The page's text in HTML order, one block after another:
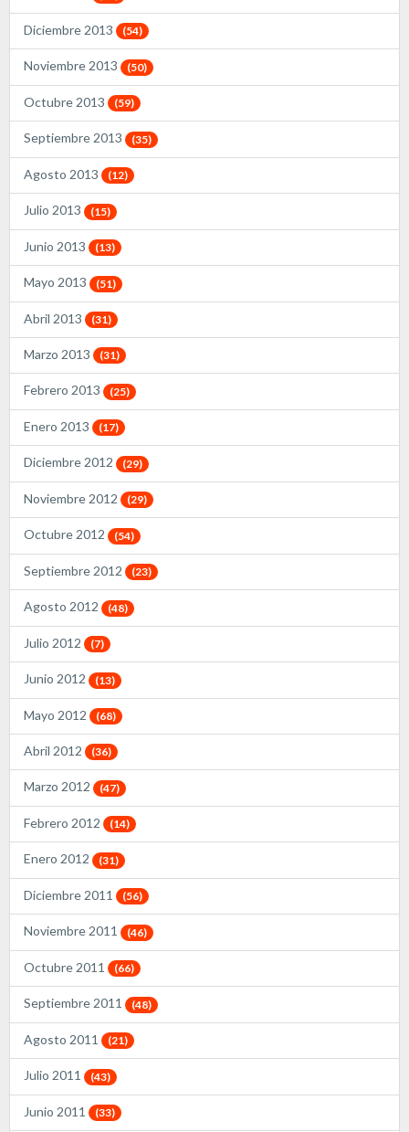
Diciembre 2013 (54)
Noviembre 2013 (50)
Octubre 2013 (59)
Septiembre 2013 (35)
Agosto 2013 (12)
Julio 2013 (15)
Junio 2013 (13)
Mayo 2013 (51)
Abril 2013 (31)
Marzo 2013 (31)
Febrero 2013 (25)
Enero 2013 (17)
Diciembre 2012 (29)
Noviembre 2012 (29)
Octubre 2012 (54)
Septiembre 2012 (23)
Agosto 2012 (48)
Julio 2012 (7)
Junio 2012 (13)
Mayo 2012 (68)
Abril 2012 (36)
Marzo 2012 (47)
Febrero 2012 (14)
Enero 2012 (31)
Diciembre 2011 (56)
Noviembre 2011 (46)
Octubre 2011 (66)
Septiembre 2011 (48)
Agosto 2011 (21)
Julio 2011 (43)
Junio 2011 (33)